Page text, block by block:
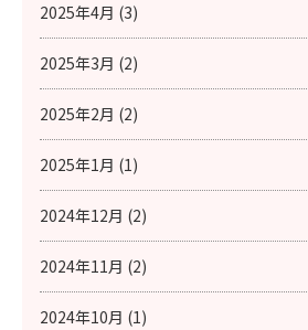
2025年4月 (3)
2025年3月 (2)
2025年2月 (2)
2025年1月 (1)
2024年12月 (2)
2024年11月 (2)
2024年10月 (1)